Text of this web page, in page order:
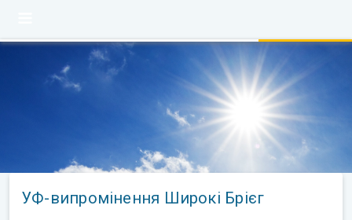
УФ-випромінення Широкі Брієг